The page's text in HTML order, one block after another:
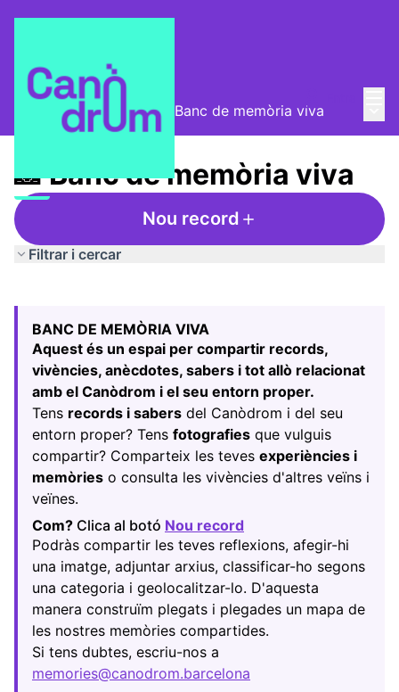
Taula de Memòries / 📸 Banc de memòria viva
📸 Banc de memòria viva
Nou record
Filtrar i cercar
−
BANC DE MEMÒRIA VIVA
Aquest és un espai per compartir records,
vivències, anècdotes, sabers i tot allò relacionat
amb el Canòdrom i el seu entorn proper.
Tens records i sabers del Canòdrom i del seu
entorn proper? Tens fotografies que vulguis
compartir? Comparteix les teves experiències i
memòries o consulta les vivències d'altres veïns i
veïnes.
Com? Clica al botó Nou record
(Obrir en una
Podràs compartir les teves reflexions, afegir-hi
una imatge, adjuntar arxius, classificar-ho segons
una categoria i geolocalitzar-lo. D'aquesta
manera construïm plegats i plegades un mapa de
les nostres memòries compartides.
Si tens dubtes, escriu-nos a
memories@canodrom.barcelona